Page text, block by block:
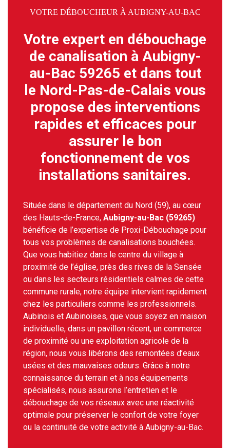
VOTRE DÉBOUCHEUR À AUBIGNY-AU-BAC
Votre expert en débouchage
de canalisation à Aubigny-
au-Bac 59265 et dans tout
le Nord-Pas-de-Calais vous
propose des interventions
rapides et efficaces pour
assurer le bon
fonctionnement de vos
installations sanitaires.
Située dans le département du Nord (59), au cœur
des Hauts-de-France, Aubigny-au-Bac (59265)
bénéficie de l’expertise de Proxi-Débouchage pour
tous vos problèmes de canalisations bouchées.
Que vous habitiez dans le centre du village à
proximité de l’église, près des rives de la Sensée
ou dans les secteurs résidentiels calmes de cette
commune rurale, notre équipe intervient rapidement
chez les particuliers comme les professionnels.
Aubinois et Aubinoises, que vous soyez en maison
individuelle, dans un pavillon récent, un commerce
de proximité ou une exploitation agricole de la
région, nous vous libérons des remontées d’eaux
usées et des mauvaises odeurs. Grâce à notre
connaissance du terrain et à nos équipements
spécialisés, nous assurons l’entretien et le
débouchage de vos réseaux avec une réactivité
optimale pour préserver le confort de votre foyer
ou la continuité de votre activité à Aubigny-au-Bac.